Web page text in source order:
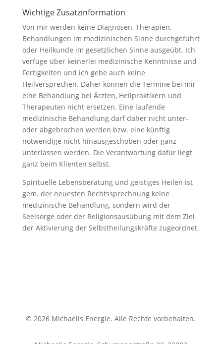
Wichtige Zusatzinformation
Von mir werden keine Diagnosen, Therapien,
Behandlungen im medizinischen Sinne durchgeführt
oder Heilkunde im gesetzlichen Sinne ausgeübt. Ich
verfüge über keinerlei medizinische Kenntnisse und
Fertigkeiten und ich gebe auch keine
Heilversprechen. Daher können die Termine bei mir
eine Behandlung bei Ärzten, Heilpraktikern und
Therapeuten nicht ersetzen. Eine laufende
medizinische Behandlung darf daher nicht unter-
oder abgebrochen werden bzw. eine künftig
notwendige nicht hinausgeschoben oder ganz
unterlassen werden. Die Verantwortung dafür liegt
ganz beim Klienten selbst.
Spirituelle Lebensberatung und geistiges Heilen ist
gem. der neuesten Rechtssprechnung keine
medizinische Behandlung, sondern wird der
Seelsorge oder der Religionsausübung mit dem Ziel
der Aktivierung der Selbstheilungskräfte zugeordnet.
© 2026 Michaelis Energie. Alle Rechte vorbehalten.